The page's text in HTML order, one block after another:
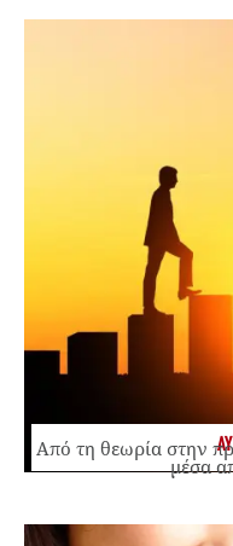
Από τη θεωρία στην
μέσα